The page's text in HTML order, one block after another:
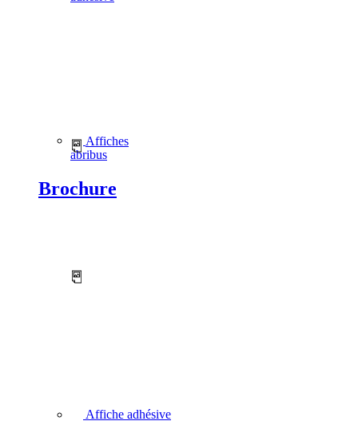
Affiches
abribus
Brochure
Affiche adhésive